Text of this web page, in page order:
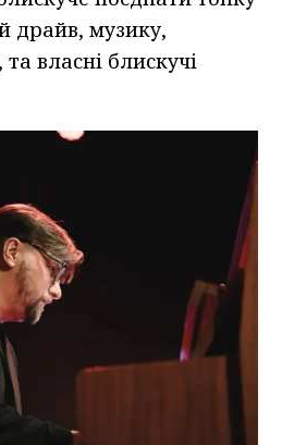
драйв, музику,
власні блискучі